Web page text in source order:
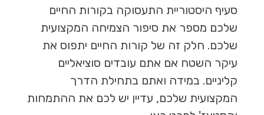
סעיף היסטוריית התעסוקה בקורות החיים
שלכם מספר את סיפור הצמיחה המקצועית
שלכם. חלק זה של קורות החיים יתפוס את
עיקר השטח אם אתם עובדים סוציאליים
קליניים. במידה ואתם בתחילת הדרך
המקצועית שלכם, עדיין יש לכם את ההתמחות